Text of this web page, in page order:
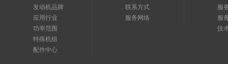
发动机品牌
应用行业
功率范围
特殊机组
配件中心
联系方式
服务网络
服
服
技